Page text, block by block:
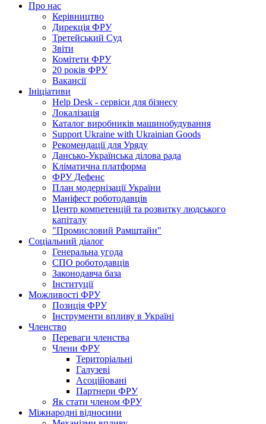
Про нас
Керівництво
Дирекція ФРУ
Третейський Суд
Звіти
Комітети ФРУ
20 років ФРУ
Вакансії
Ініціативи
Help Desk - сервіси для бізнесу
Локалізація
Каталог виробників машинобудування
Support Ukraine with Ukrainian Goods
Рекомендації для Уряду
Дансько-Українська ділова рада
Кліматична платформа
ФРУ Дефенс
План модернізації України
Маніфест роботодавців
Центр компетенцій та розвитку людського
капіталу
"Промисловий Рамштайн"
Соціальний діалог
Генеральна угода
СПО роботодавців
Законодавча база
Інституції
Можливості ФРУ
Позиція ФРУ
Інструменти впливу в Україні
Членство
Переваги членства
Члени ФРУ
Територіальні
Галузеві
Асоційовані
Партнери ФРУ
Як стати членом ФРУ
Міжнародні відносини